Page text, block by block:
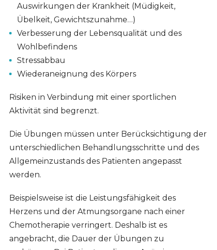
Auswirkungen der Krankheit (Müdigkeit,
Übelkeit, Gewichtszunahme…)
Verbesserung der Lebensqualität und des
Wohlbefindens
Stressabbau
Wiederaneignung des Körpers
Risiken in Verbindung mit einer sportlichen
Aktivität sind begrenzt.
Die Übungen müssen unter Berücksichtigung der
unterschiedlichen Behandlungsschritte und des
Allgemeinzustands des Patienten angepasst
werden.
Beispielsweise ist die Leistungsfähigkeit des
Herzens und der Atmungsorgane nach einer
Chemotherapie verringert. Deshalb ist es
angebracht, die Dauer der Übungen zu